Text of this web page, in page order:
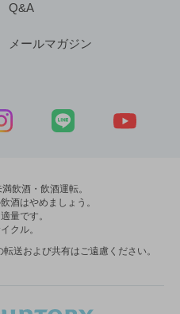
Q&A
メールマガジン
飲酒・飲酒運転。
酒はやめましょう。
量です。
クル。
送および共有はご遠慮ください。